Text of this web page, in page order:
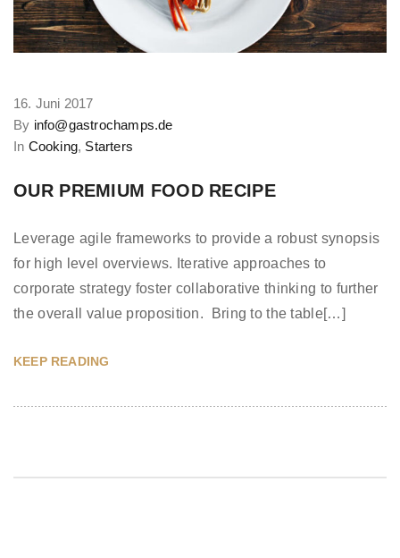
16. Juni 2017
By info@gastrochamps.de
In Cooking, Starters
OUR PREMIUM FOOD RECIPE
Leverage agile frameworks to provide a robust synopsis
for high level overviews. Iterative approaches to
corporate strategy foster collaborative thinking to further
the overall value proposition. Bring to the table[…]
KEEP READING